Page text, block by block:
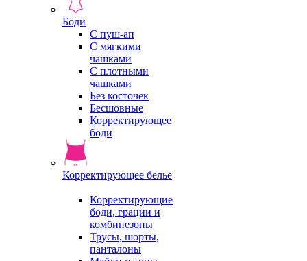
Боди
С пуш-ап
С мягкими
чашками
С плотными
чашками
Без косточек
Бесшовные
Корректирующее
боди
Корректирующее белье
Корректирующие
боди, грации и
комбинезоны
Трусы, шорты,
панталоны